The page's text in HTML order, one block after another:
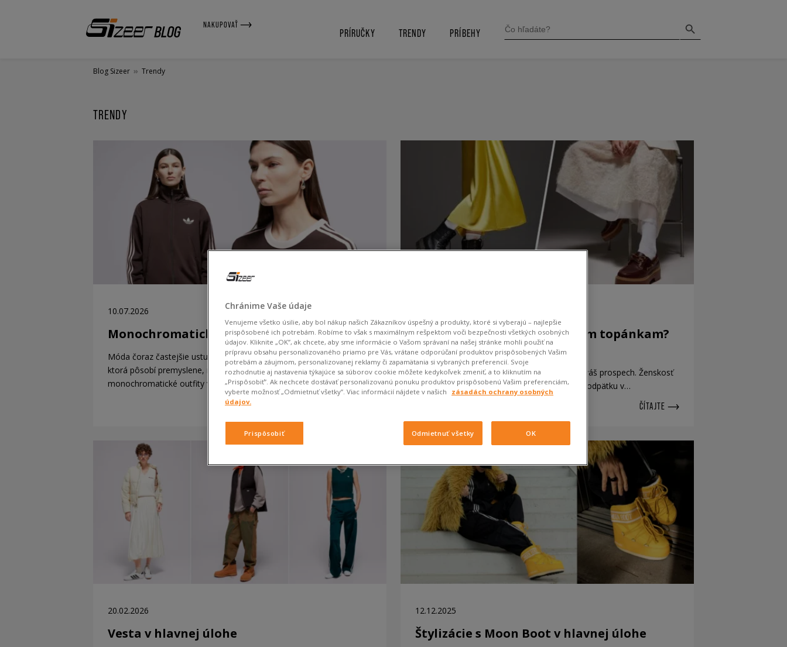
NAKUPOVAŤ
PRÍRUČKY TRENDY PRÍBEHY
FOR:
Blog Sizeer » Trendy
TRENDY
10.07.2026
Monochromatický štýl
Móda čoraz častejšie ustupuje od nadbytku a hľadá jednoduchosť,
ktorá pôsobí premyslene, nie náhodne. Práve preto sa
monochromatické outfity vracajú…
Aké šaty sa hodia k masívnym topánkam?
Rock star meets baby doll
Masívne topánky k šatám? To môže hrať vo váš prospech. Ženskosť
predsa neznamená len lodičky a sandále na podpätku v…
ČÍTAJTE
20.02.2026
Vesta v hlavnej úlohe
12.12.2025
Štylizácie s Moon Boot v hlavnej úlohe
Chránime Vaše údaje
Venujeme všetko úsilie, aby bol nákup našich Zákazníkov úspešný a produkty, ktoré si vyberajú – najlepšie
prispôsobené ich potrebám. Robíme to však s maximálnym rešpektom voči bezpečnosti všetkých osobných
údajov. Kliknite „OK”, ak chcete, aby sme informácie o Vašom správaní na našej stránke mohli použiť na
prípravu obsahu personalizovaného priamo pre Vás, vrátane odporúčaní produktov prispôsobených Vašim
potrebám a záujmom, personalizovanej reklamy či zapamätania si vybraných preferencií. Svoje
rozhodnutie aj nastavenia týkajúce sa súborov cookie môžete kedykoľvek zmeniť, a to kliknutím na
„Prispôsobiť”. Ak nechcete dostávať personalizovanú ponuku produktov prispôsobenú Vašim preferenciám,
vyberte možnosť „Odmietnuť všetky”. Viac informácií nájdete v našich
zásadách ochrany osobných
údajov.
Prispôsobiť Odmietnuť všetky OK